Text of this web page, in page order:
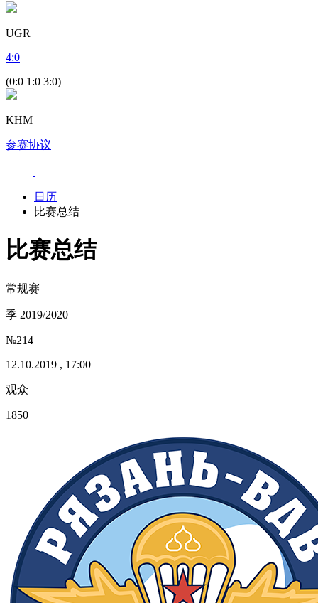
UGR
4:0
(0:0 1:0 3:0)
KHM
参赛协议
日历
比赛总结
比赛总结
常规赛
季 2019/2020
№214
12.10.2019 , 17:00
观众
1850